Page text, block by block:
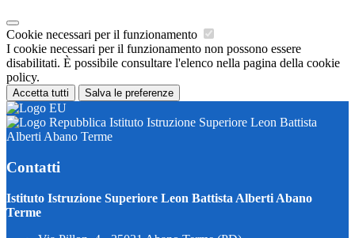
Cookie necessari per il funzionamento
I cookie necessari per il funzionamento non possono essere
disabilitati. È possibile consultare l'elenco nella pagina della cookie
policy.
Accetta tutti Salva le preferenze
Istituto Istruzione Superiore Leon Battista
Alberti Abano Terme
Contatti
Istituto Istruzione Superiore Leon Battista Alberti Abano
Terme